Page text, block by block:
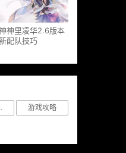
神里凌华2.6版本
配队技巧
）
游戏攻略